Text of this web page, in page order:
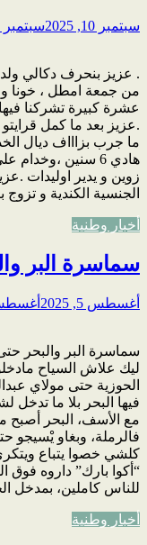
سبتمبر 10, 2025 سبتمبر 10, 2025
. عزيز بنحرف دكالي ولد
من جمعة امطل ، خونا
عشرة كبيرة تشركنا
.عزيز بعد ما كمل
ما جرب بزاااف ديال
هادي 6 سنين
زوين و يدير اوليدات
الجنسية الكندية و
أخبار وطنية
سماسرة البر
أغسطس 5, 2025 أغسطس 5,
سماسرة البر والبحر
ليك علاش السياح
الحوزية حتى مولاي
فيها البحر بلا ما
مع الأسف، البحر
فالرملة، وبغاو يْسيجو
كلشي خصوا يتباع
“أكوا بارك” داروه
للناس كاملين، بمدخل
أخبار وطنية